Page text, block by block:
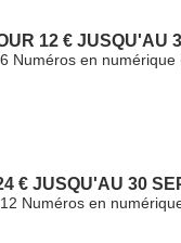
12 € JUSQU'AU
Numéros en numérique
€ JUSQU'AU 30
Numéros en